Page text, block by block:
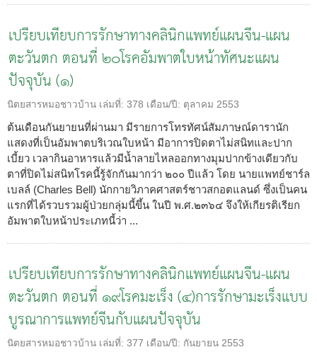
เปรียบเทียบการรักษาทางคลินิกแพทย์แผนจีน-แผน
ตะวันตก ตอนที่ ๒๐โรคอัมพาตใบหน้าทัศนะแผน
ปัจจุบัน (๑)
นิตยสารหมอชาวบ้าน เล่มที่: 378 เดือน/ปี: ตุลาคม 2553
ต้นเดือนกันยายนที่ผ่านมา มีรายการโทรทัศน์สัมภาษณ์ดารานัก
แสดงที่เป็นอัมพาตบริเวณใบหน้า มีอาการปิดตาไม่สนิทและปาก
เบี้ยว เวลากินอาหารแล้วมีน้ำลายไหลออกทางมุมปากข้างเดียวกับ
ตาที่ปิดไม่สนิทโรคนี้รู้จักกันมากว่า ๒๐๐ ปีแล้ว โดย นายแพทย์ชาร์ล
เบลล์ (Charles Bell) นักกายวิภาคศาสตร์ชาวสกอตแลนด์ ซึ่งเป็นคน
แรกที่ได้รวบรวมผู้ป่วยกลุ่มนี้ขึ้น ในปี พ.ศ.๒๓๖๔ จึงให้เกียรติเรียก
อัมพาตใบหน้าประเภทนี้ว่า ...
เปรียบเทียบการรักษาทางคลินิกแพทย์แผนจีน-แผน
ตะวันตก ตอนที่ ๑๙โรคมะเร็ง (๔)การรักษามะเร็งแบบ
บูรณาการแพทย์จีนกับแผนปัจจุบัน
นิตยสารหมอชาวบ้าน เล่มที่: 377 เดือน/ปี: กันยายน 2553